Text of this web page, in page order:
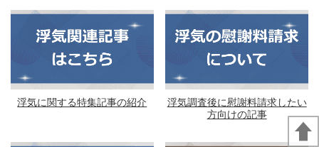
浮気に関する特集記事の紹介
浮気調査後に慰謝料請求したい
方向けの記事